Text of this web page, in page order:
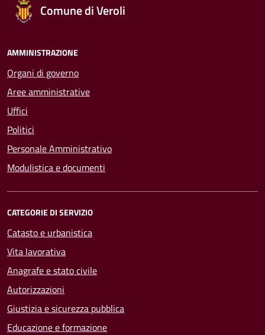
Comune di Veroli
AMMINISTRAZIONE
Organi di governo
Aree amministrative
Uffici
Politici
Personale Amministrativo
Modulistica e documenti
CATEGORIE DI SERVIZIO
Catasto e urbanistica
Vita lavorativa
Anagrafe e stato civile
Autorizzazioni
Giustizia e sicurezza pubblica
Educazione e formazione